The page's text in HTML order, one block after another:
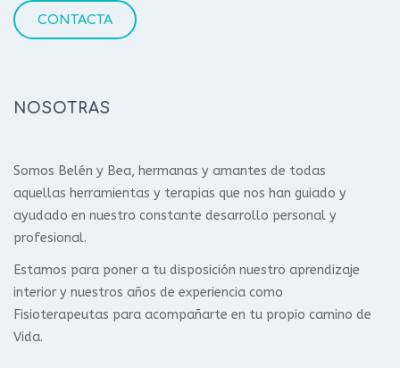
CONTACTA
NOSOTRAS
Somos Belén y Bea, hermanas y amantes de todas
aquellas herramientas y terapias que nos han guiado y
ayudado en nuestro constante desarrollo personal y
profesional.
Estamos para poner a tu disposición nuestro aprendizaje
interior y nuestros años de experiencia como
Fisioterapeutas para acompañarte en tu propio camino de
Vida.